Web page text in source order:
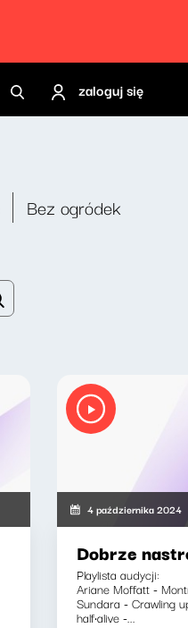
zaloguj się
Bez ogródek
4 października 2024
Dobrze
Playlista audycji:
Ariane Moffatt -
Sundara - Crawling
half·alive -...